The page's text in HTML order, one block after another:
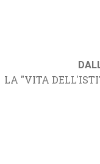
LA "VITA